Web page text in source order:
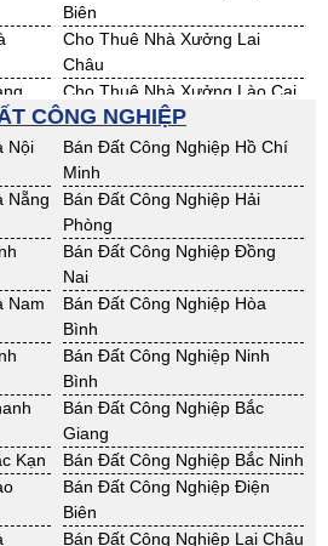
Biên
Cho Thuê Nhà Xưởng Lai
Châu
Cho Thuê Nhà Xưởng Lào Cai
Cho Thuê Nhà Xưởng Phú Thọ
La
Cho Thuê Nhà Xưởng Thái
Bình
Cho Thuê Nhà Xưởng Tuyên
Quang
Bái
Cho Thuê Nhà Xưởng Thừa T.
Huế
Cho Thuê Nhà Xưởng Lâm
Đồng
Cho Thuê Nhà Xưởng Bình
Thuận
Cho Thuê Nhà Xưởng ĐắkLắk
Lai
Cho Thuê Nhà Xưởng Hà Tĩnh
Cho Thuê Nhà Xưởng Nghệ An
CÔNG NGHIỆP
Nội
Bán Đất Công Nghiệp Hồ Chí
Minh
Nẵng
Bán Đất Công Nghiệp Hải
Phòng
Bán Đất Công Nghiệp Đồng
Nai
Nam
Bán Đất Công Nghiệp Hòa
Bình
Bán Đất Công Nghiệp Ninh
Bình
Bán Đất Công Nghiệp Bắc
Giang
Kạn
Bán Đất Công Nghiệp Bắc Ninh
Bán Đất Công Nghiệp Điện
Biên
Bán Đất Công Nghiệp Lai Châu